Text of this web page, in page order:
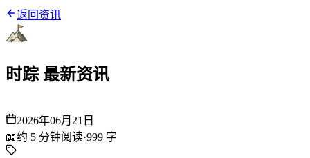
返回资讯
时踪 最新资讯
2026年06月21日
📖约 5 分钟阅读·999 字